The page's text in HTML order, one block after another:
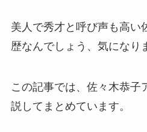
美人で秀才と呼び声も高い
歴なんでしょう、気になり
この記事では、佐々木恭子
説してまとめています。